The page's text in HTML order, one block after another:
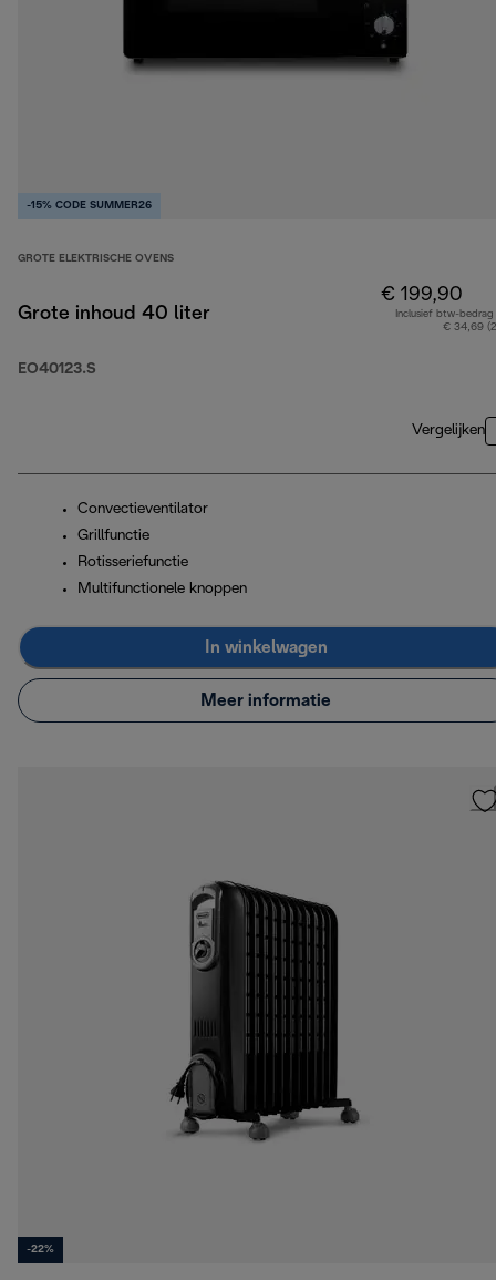
-15% CODE SUMMER26
GROTE ELEKTRISCHE OVENS
Grote inhoud 40 liter
EO40123.S
€ 199,90
Inclusief btw-bedrag
€ 34,69
Vergelijken
Convectieventilator
Grillfunctie
Rotisseriefunctie
Multifunctionele knoppen
In winkelwagen
Meer informatie
-22%